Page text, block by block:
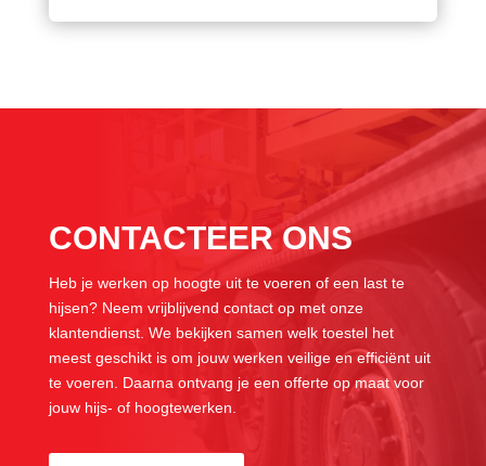
CONTACTEER ONS
Heb je werken op hoogte uit te voeren of een last te
hijsen? Neem vrijblijvend contact op met onze
klantendienst. We bekijken samen welk toestel het
meest geschikt is om jouw werken veilige en efficiënt uit
te voeren. Daarna ontvang je een offerte op maat voor
jouw hijs- of hoogtewerken.